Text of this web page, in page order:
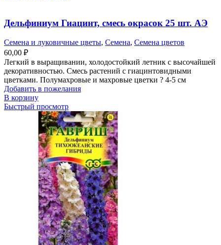
Дельфиниум Гиацинт, смесь окрасок 25 шт. АЭ
Семена и луковичные цветы, Семена, Семена цветов
60,00 ₽
Легкий в выращивании, холодостойкий летник с высочайшей
декоративностью. Смесь растений с гиацинтовидными
цветками. Полумахровые и махровые цветки ? 4-5 см
Добавить в пожелания
В корзину
Быстрый просмотр